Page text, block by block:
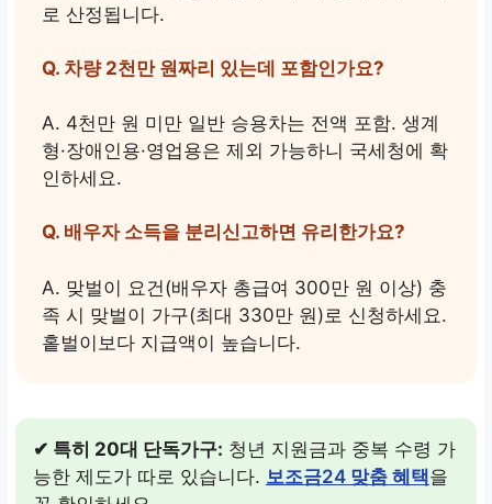
로 산정됩니다.
Q. 차량 2천만 원짜리 있는데 포함인가요?
A. 4천만 원 미만 일반 승용차는 전액 포함. 생계
형·장애인용·영업용은 제외 가능하니 국세청에 확
인하세요.
Q. 배우자 소득을 분리신고하면 유리한가요?
A. 맞벌이 요건(배우자 총급여 300만 원 이상) 충
족 시 맞벌이 가구(최대 330만 원)로 신청하세요.
홑벌이보다 지급액이 높습니다.
✔ 특히 20대 단독가구: 청년 지원금과 중복 수령 가
능한 제도가 따로 있습니다. 보조금24 맞춤 혜택을